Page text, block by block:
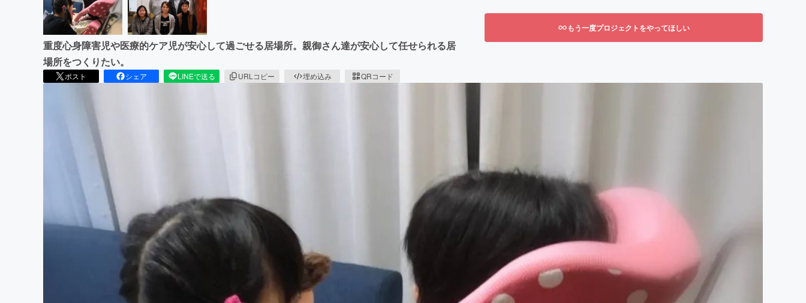
重度心身障害児や医療的ケア児が安心して過ごせる居場所。親御さん達が安心して任せられる居
場所をつくりたい。
ポスト シェア LINEで送る URLコピー 埋め込み QRコード
もう一度プロジェクトをやってほしい